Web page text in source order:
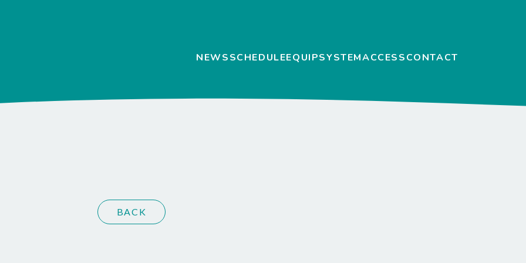
NEWSSCHEDULEEQUIPSYSTEMACCESSCONTACT
BACK